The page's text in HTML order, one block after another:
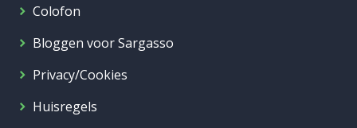
Colofon
Bloggen voor Sargasso
Privacy/Cookies
Huisregels